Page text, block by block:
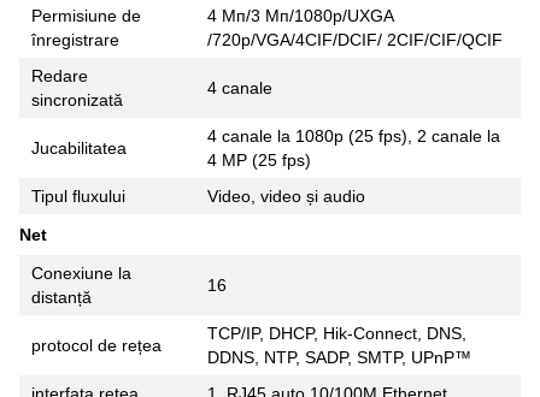
Permisiune de
înregistrare
4 Мп/3 Мп/1080p/UXGA
/720p/VGA/4CIF/DCIF/ 2CIF/CIF/QCIF
Redare
sincronizată
4 canale
Jucabilitatea
4 canale la 1080p (25 fps), 2 canale la
4 MP (25 fps)
Tipul fluxului
Video, video și audio
Net
Conexiune la
distanță
16
protocol de rețea
TCP/IP, DHCP, Hik-Connect, DNS,
DDNS, NTP, SADP, SMTP, UPnP™
interfata retea
1, RJ45 auto 10/100M Ethernet